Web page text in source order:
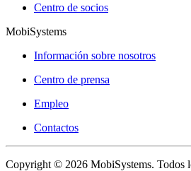
Centro de socios
MobiSystems
Información sobre nosotros
Centro de prensa
Empleo
Contactos
Copyright © 2026 MobiSystems. Todos